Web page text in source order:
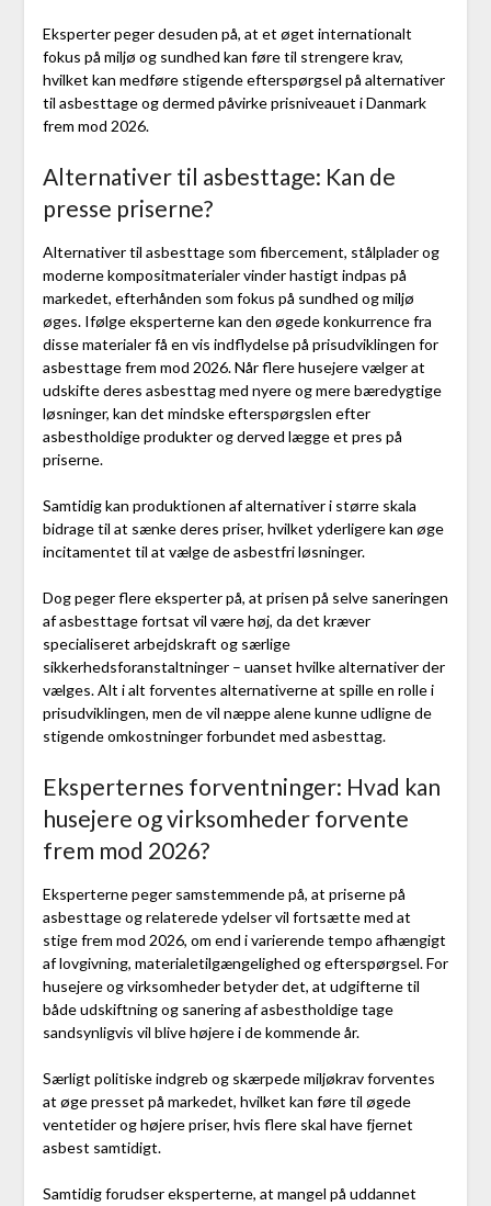
Eksperter peger desuden på, at et øget internationalt
fokus på miljø og sundhed kan føre til strengere krav,
hvilket kan medføre stigende efterspørgsel på alternativer
til asbesttage og dermed påvirke prisniveauet i Danmark
frem mod 2026.
Alternativer til asbesttage: Kan de
presse priserne?
Alternativer til asbesttage som fibercement, stålplader og
moderne kompositmaterialer vinder hastigt indpas på
markedet, efterhånden som fokus på sundhed og miljø
øges. Ifølge eksperterne kan den øgede konkurrence fra
disse materialer få en vis indflydelse på prisudviklingen for
asbesttage frem mod 2026. Når flere husejere vælger at
udskifte deres asbesttag med nyere og mere bæredygtige
løsninger, kan det mindske efterspørgslen efter
asbestholdige produkter og derved lægge et pres på
priserne.
Samtidig kan produktionen af alternativer i større skala
bidrage til at sænke deres priser, hvilket yderligere kan øge
incitamentet til at vælge de asbestfri løsninger.
Dog peger flere eksperter på, at prisen på selve saneringen
af asbesttage fortsat vil være høj, da det kræver
specialiseret arbejdskraft og særlige
sikkerhedsforanstaltninger – uanset hvilke alternativer der
vælges. Alt i alt forventes alternativerne at spille en rolle i
prisudviklingen, men de vil næppe alene kunne udligne de
stigende omkostninger forbundet med asbesttag.
Eksperternes forventninger: Hvad kan
husejere og virksomheder forvente
frem mod 2026?
Eksperterne peger samstemmende på, at priserne på
asbesttage og relaterede ydelser vil fortsætte med at
stige frem mod 2026, om end i varierende tempo afhængigt
af lovgivning, materialetilgængelighed og efterspørgsel. For
husejere og virksomheder betyder det, at udgifterne til
både udskiftning og sanering af asbestholdige tage
sandsynligvis vil blive højere i de kommende år.
Særligt politiske indgreb og skærpede miljøkrav forventes
at øge presset på markedet, hvilket kan føre til øgede
ventetider og højere priser, hvis flere skal have fjernet
asbest samtidigt.
Samtidig forudser eksperterne, at mangel på uddannet